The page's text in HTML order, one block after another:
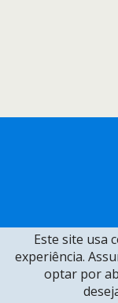
Este site usa
experiência.
optar por